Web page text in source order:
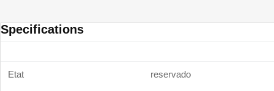
Specifications
Etat reservado